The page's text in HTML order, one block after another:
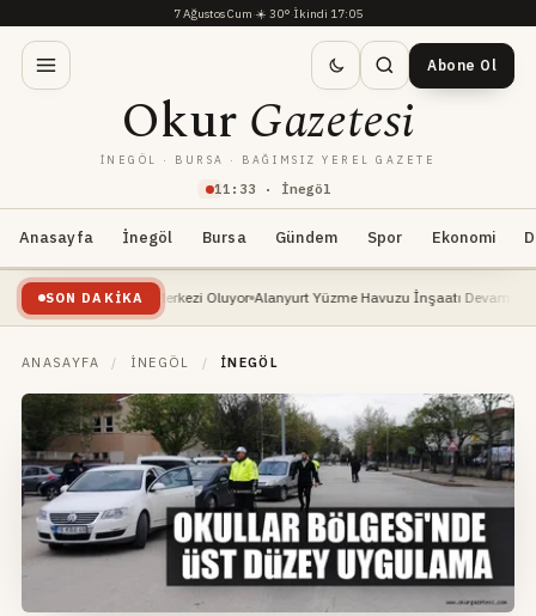
7 Ağustos Cum·☀️ 30°·İkindi 17:05
11 : 33 · İnegöl
OkurGazetesi
İNEGÖL · BURSA · BAĞIMSIZ YEREL GAZETE
Abone Ol
Anasayfa İnegöl Bursa Gündem Spor Ekonomi
SON DAKIKA
Atlı Binicilik Merkezi Oluyor Alanyurt Yüzme Havuzu İnşaatı Devam Ediyor:
ANASAYFA / İNEGÖL / İNEGÖL